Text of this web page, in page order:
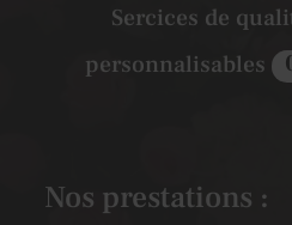
Sercices de
personnalisables
Nos prestations :